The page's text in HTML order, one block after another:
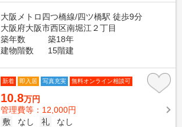
大阪メトロ四つ橋線/四ツ橋駅 徒歩9分
大阪府大阪市西区南堀江２丁目
築年数
築18年
建物階数
15階建
新着 即入居 写真充実 無料オンライン相談可
10.8万円
管理費等：12,000円
敷
なし 礼
なし